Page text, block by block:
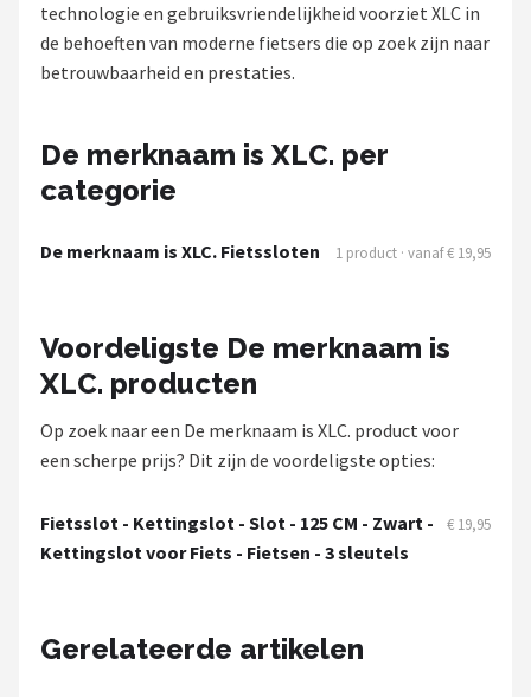
Shop
POPULAIRE MERKEN
New Looxs
BBB Cycling
Schwalbe
Voltano
Cortina
technologie en gebruiksvriendelijkheid voorziet XLC in
de behoeften van moderne fietsers die op zoek zijn naar
betrouwbaarheid en prestaties.
De merknaam is XLC. per
categorie
De merknaam is XLC. Fietssloten 1 product · vanaf € 19,95
Voordeligste De merknaam is
XLC. producten
Op zoek naar een De merknaam is XLC. product voor
een scherpe prijs? Dit zijn de voordeligste opties:
Fietsslot - Kettingslot - Slot - 125 CM - Zwart -
Kettingslot voor Fiets - Fietsen - 3 sleutels
€ 19,95
Gerelateerde artikelen